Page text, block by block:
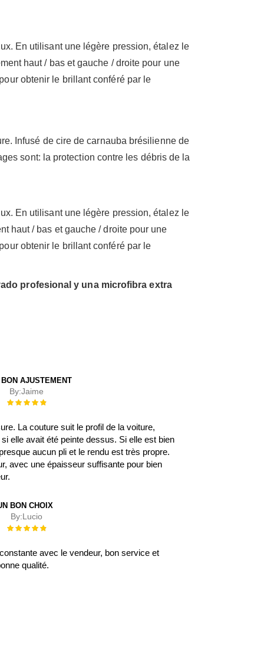
En utilisant une légère pression, étalez le
haut / bas et gauche / droite pour une
obtenir le brillant conféré par le
Infusé de cire de carnauba brésilienne de
sont: la protection contre les débris de la
En utilisant une légère pression, étalez le
haut / bas et gauche / droite pour une
obtenir le brillant conféré par le
profesional y una microfibra extra
AJUSTEMENT
By:Jaime
Évaluation :
La couture suit le profil de la voiture,
elle avait été peinte dessus. Si elle est bien
aucun pli et le rendu est très propre.
avec une épaisseur suffisante pour bien
BON CHOIX
By:Lucio
Évaluation :
avec le vendeur, bon service et
qualité.